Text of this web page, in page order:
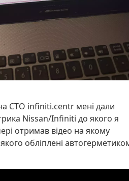
СТО infiniti.centr мені дали
Nissan/Infiniti до якого я
отримав відео на якому
обліплені